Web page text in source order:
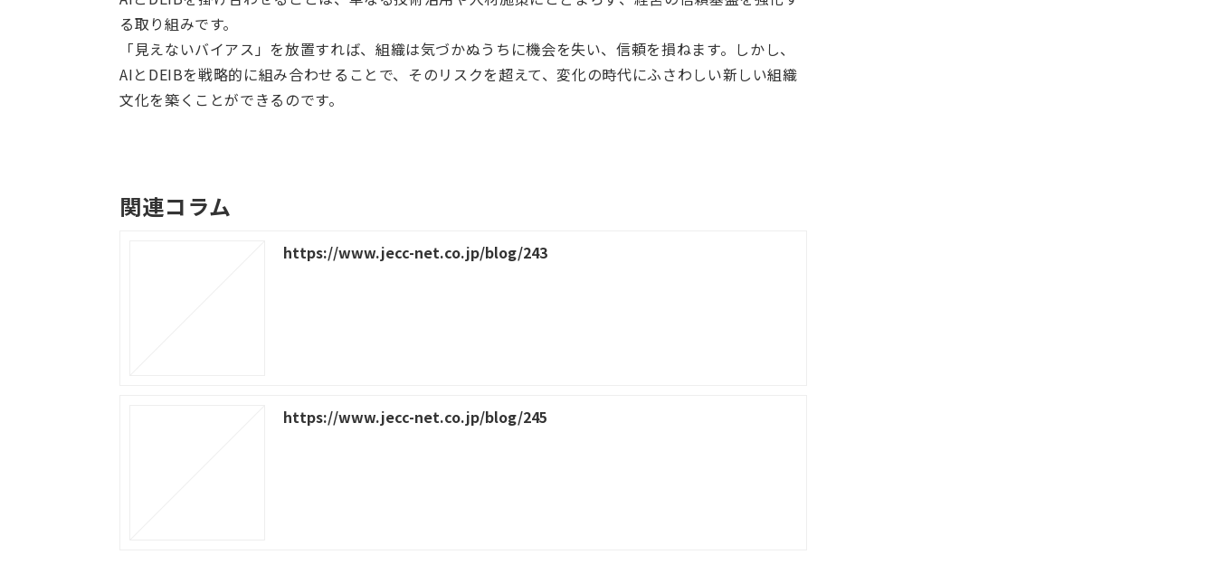
る取り組みです。
「見えないバイアス」を放置すれば、組織は気づかぬうちに機会を失い、信頼を損ねます。しかし、
AIとDEIBを戦略的に組み合わせることで、そのリスクを超えて、変化の時代にふさわしい新しい組織
文化を築くことができるのです。
関連コラム
https://www.jecc-net.co.jp/blog/243
https://www.jecc-net.co.jp/blog/245